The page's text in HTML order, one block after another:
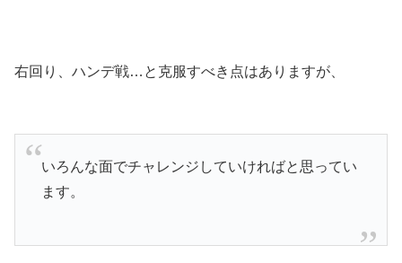
右回り、ハンデ戦…と克服すべき点はありますが、
いろんな面でチャレンジしていければと思ってい
ます。